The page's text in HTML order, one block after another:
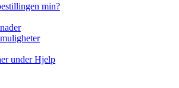
min?
under Hjelp